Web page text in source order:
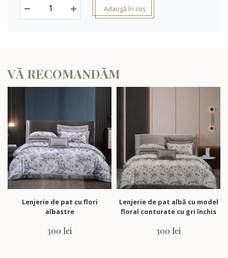
Adaugă în coș
VĂ RECOMANDĂM
Lenjerie de pat cu flori
albastre
300 lei
Lenjerie de pat albă cu model
floral conturate cu gri închis
300 lei